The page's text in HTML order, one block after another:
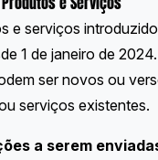
e serviços
1 de janeiro de
ser novos ou
serviços existentes.
a serem